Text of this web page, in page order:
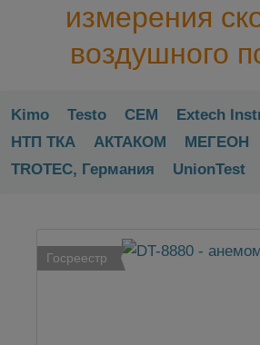
измерения
воздушного
Kimo Testo CEM
Extech
НТП ТКА
АКТАКОМ
МЕГЕОН
TROTEC, Германия
UnionTest
Госреестр